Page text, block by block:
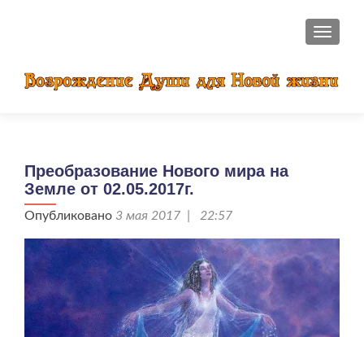
Преобразование Нового мира на
Земле от 02.05.2017г.
Опубликовано 3 мая 2017 | 22:57